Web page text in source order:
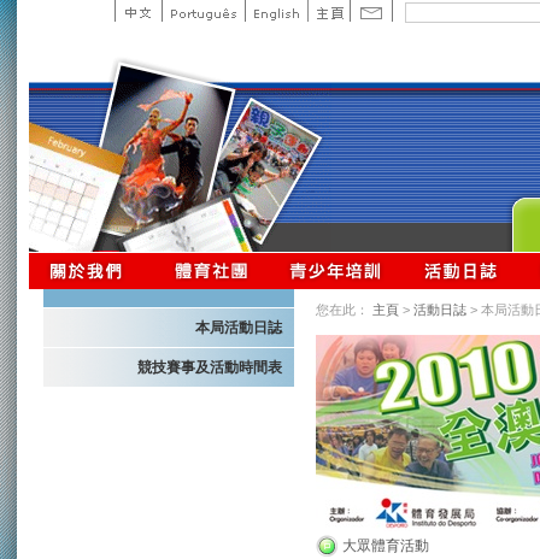
本局活動日誌
競技賽事及活動時間表
您在此： 主頁 > 活動日誌 > 本局活動
大眾體育活動